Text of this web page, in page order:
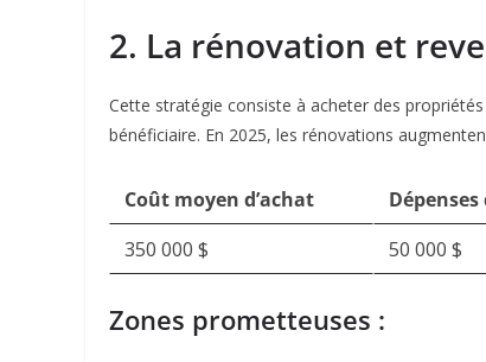
2. La rénovation et
Cette stratégie consiste à acheter des
bénéficiaire. En 2025, les rénovations
Coût moyen d’achat
350 000 $
50 000 $
Zones prometteuses :